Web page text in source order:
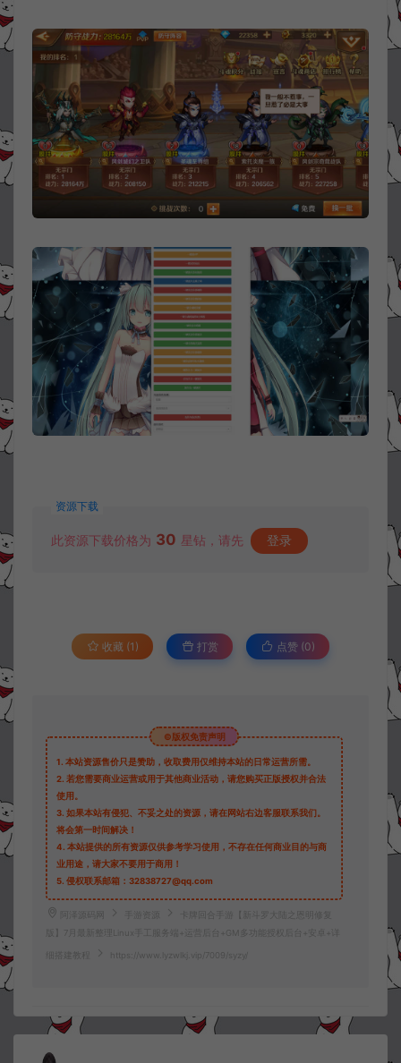
资源下载
此资源下载价格为 30 星钻，请先 登录
收藏 (1) 打赏 点赞 (0)
©版权免责声明
1. 本站资源售价只是赞助，收取费用仅维持本站的日常运营所需。
2. 若您需要商业运营或用于其他商业活动，请您购买正版授权并合法
使用。
3. 如果本站有侵犯、不妥之处的资源，请在网站右边客服联系我们。
将会第一时间解决！
4. 本站提供的所有资源仅供参考学习使用，不存在任何商业目的与商
业用途，请大家不要用于商用！
5. 侵权联系邮箱：32838727@qq.com
阿泽源码网 手游资源
卡牌回合手游【新斗罗大陆之恩明修复
版】7月最新整理Linux手工服务端+运营后台+GM多功能授权后台+安卓+详
细搭建教程 https://www.lyzwlkj.vip/7009/syzy/